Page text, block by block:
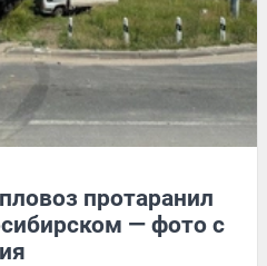
протаранил
— фото с